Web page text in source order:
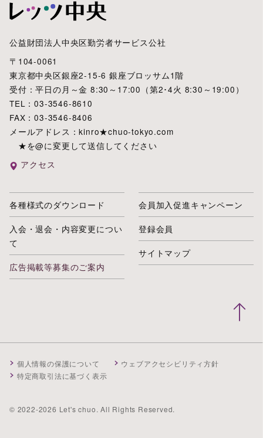
公益財団法人中央区勤労者サービス公社
〒104-0061
東京都中央区銀座2-15-6 銀座ブロッサム1階
受付：平日の月～金 8:30～17:00（第2･4火 8:30～19:00）
TEL：03-3546-8610
FAX：03-3546-8406
メールアドレス：kinro★chuo-tokyo.com
★を@に変更して送信してください
アクセス
各種様式のダウンロード
入会・退会・内容変更につい
て
広告掲載等募集のご案内
会員加入促進キャンペーン
登録会員
サイトマップ
個人情報の保護について
ウェブアクセシビリティ方針
特定商取引法に基づく表示
© 2022-2026 Let's chuo. All Rights Reserved.